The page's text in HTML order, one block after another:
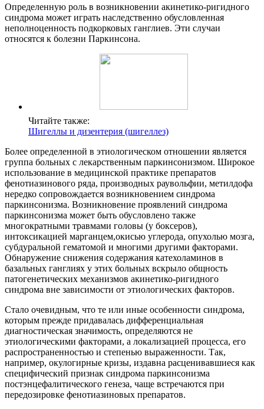
Определенную роль в возникновении акинетико-ригидного
синдрома может играть наследственно обусловленная
неполноценность подкорковых ганглиев. Эти случаи
относятся к болезни Паркинсона.
Читайте также:
Шигеллы и дизентерия (шигеллез)
Более определенной в этиологическом отношении является
группа больных с лекарственным паркинсонизмом. Широкое
использование в медицинской практике препаратов
фенотиазинового ряда, производных раувольфии, метилдофа
нередко сопровождается возникновением синдрома
паркинсонизма. Возникновение проявлений синдрома
паркинсонизма может быть обусловлено также
многократными травмами головы (у боксеров),
интоксикацией марганцем,окисью углерода, опухолью мозга,
субдуральной гематомой и многими другими факторами.
Обнаружение снижения содержания катехоламинов в
базальных ганглиях у этих больных вскрыло общность
патогенетических механизмов акинетико-ригидного
синдрома вне зависимости от этиологических факторов.
Стало очевидным, что те или иные особенности синдрома,
которым прежде придавалась дифференциальная
диагностическая значимость, определяются не
этиологическими факторами, а локализацией процесса, его
распространенностью и степенью выраженности. Так,
например, окулогирные кризы, издавна расценивавшиеся как
специфический признак синдрома паркинсонизма
постэнцефалитического генеза, чаще встречаются при
передозировке фенотиазиновых препаратов.